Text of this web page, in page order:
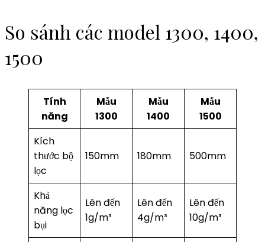
So sánh các model 1300, 1400,
1500
Tính
năng
Mẫu
1300
Mẫu
1400
Mẫu
1500
Kích
thước bộ
lọc
150mm 180mm 500mm
Khả
năng lọc
bụi
Lên đến
1g/m³
Lên đến
4g/m³
Lên đến
10g/m³